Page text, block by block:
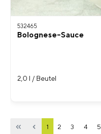
532465
Bolognese-Sauce
2,0 l / Beutel
1 2 3 4 5